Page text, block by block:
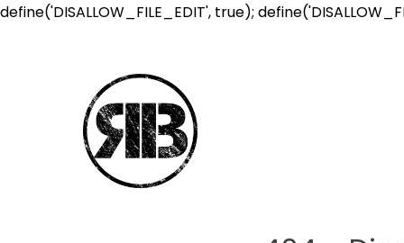
define('DISALLOW_FILE_EDIT', true);